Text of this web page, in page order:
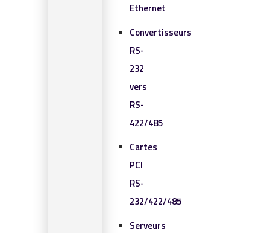
Ethernet
Convertisseurs
RS-
232
vers
RS-
422/485
Cartes
PCI
RS-
232/422/485
Serveurs